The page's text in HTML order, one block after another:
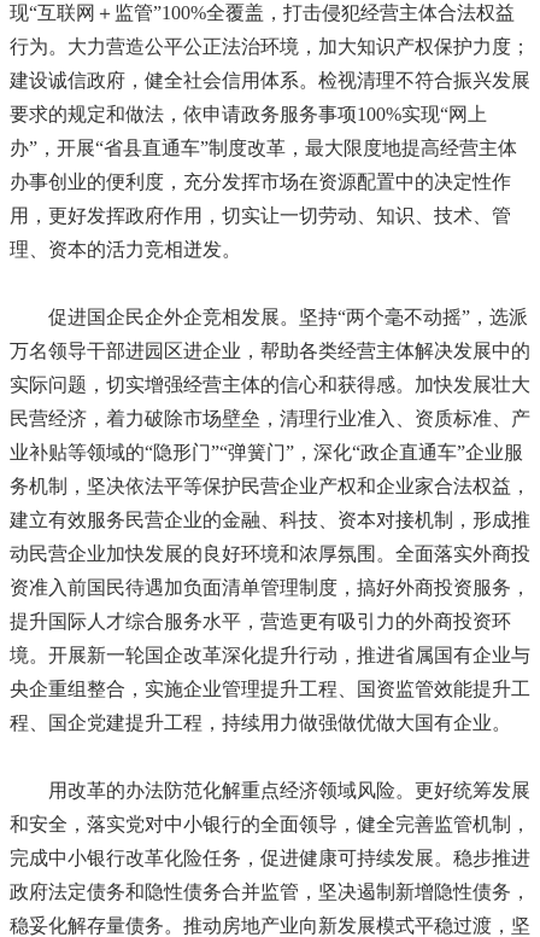
现“互联网＋监管”100%全覆盖，打击侵犯经营主体合法权益
行为。大力营造公平公正法治环境，加大知识产权保护力度；
建设诚信政府，健全社会信用体系。检视清理不符合振兴发展
要求的规定和做法，依申请政务服务事项100%实现“网上
办”，开展“省县直通车”制度改革，最大限度地提高经营主体
办事创业的便利度，充分发挥市场在资源配置中的决定性作
用，更好发挥政府作用，切实让一切劳动、知识、技术、管
理、资本的活力竞相迸发。
促进国企民企外企竞相发展。坚持“两个毫不动摇”，选派
万名领导干部进园区进企业，帮助各类经营主体解决发展中的
实际问题，切实增强经营主体的信心和获得感。加快发展壮大
民营经济，着力破除市场壁垒，清理行业准入、资质标准、产
业补贴等领域的“隐形门”“弹簧门”，深化“政企直通车”企业服
务机制，坚决依法平等保护民营企业产权和企业家合法权益，
建立有效服务民营企业的金融、科技、资本对接机制，形成推
动民营企业加快发展的良好环境和浓厚氛围。全面落实外商投
资准入前国民待遇加负面清单管理制度，搞好外商投资服务，
提升国际人才综合服务水平，营造更有吸引力的外商投资环
境。开展新一轮国企改革深化提升行动，推进省属国有企业与
央企重组整合，实施企业管理提升工程、国资监管效能提升工
程、国企党建提升工程，持续用力做强做优做大国有企业。
用改革的办法防范化解重点经济领域风险。更好统筹发展
和安全，落实党对中小银行的全面领导，健全完善监管机制，
完成中小银行改革化险任务，促进健康可持续发展。稳步推进
政府法定债务和隐性债务合并监管，坚决遏制新增隐性债务，
稳妥化解存量债务。推动房地产业向新发展模式平稳过渡，坚